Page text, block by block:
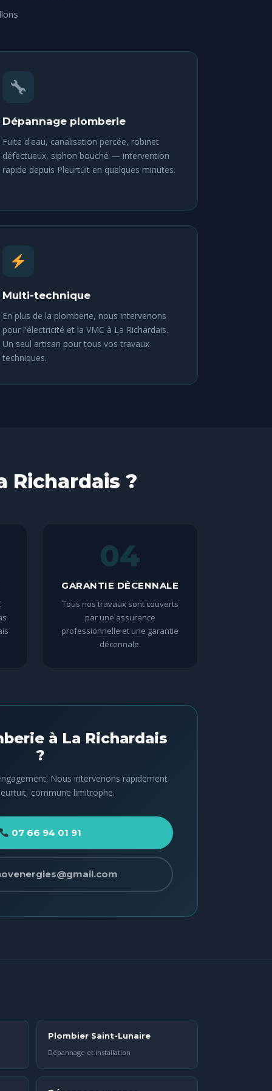
Dépannage plomberie
Fuite d'eau, canalisation percée, robinet
défectueux, siphon bouché — intervention
rapide depuis Pleurtuit en quelques minutes.
Multi-technique
En plus de la plomberie, nous intervenons
pour l'électricité et la VMC à La Richardais.
Un seul artisan pour tous vos travaux
techniques.
Richardais ?
04
GARANTIE DÉCENNALE
Tous nos travaux sont couverts
par une assurance
professionnelle et une garantie
décennale.
à La Richardais
?
Nous intervenons rapidement
commune limitrophe.
07 66 94 01 91
Plombier Saint-Lunaire
Dépannage et installation